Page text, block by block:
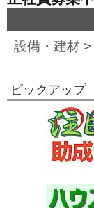
設備・建材 >
ピックアップ